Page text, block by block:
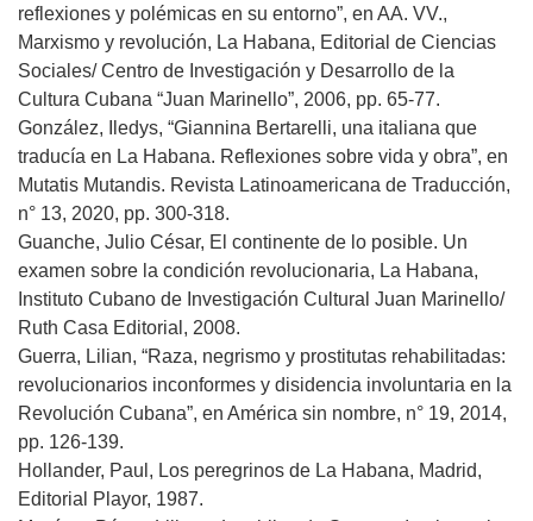
reflexiones y polémicas en su entorno”, en AA. VV.,
Marxismo y revolución, La Habana, Editorial de Ciencias
Sociales/ Centro de Investigación y Desarrollo de la
Cultura Cubana “Juan Marinello”, 2006, pp. 65-77.
González, Iledys, “Giannina Bertarelli, una italiana que
traducía en La Habana. Reflexiones sobre vida y obra”, en
Mutatis Mutandis. Revista Latinoamericana de Traducción,
n° 13, 2020, pp. 300-318.
Guanche, Julio César, El continente de lo posible. Un
examen sobre la condición revolucionaria, La Habana,
Instituto Cubano de Investigación Cultural Juan Marinello/
Ruth Casa Editorial, 2008.
Guerra, Lilian, “Raza, negrismo y prostitutas rehabilitadas:
revolucionarios inconformes y disidencia involuntaria en la
Revolución Cubana”, en América sin nombre, n° 19, 2014,
pp. 126-139.
Hollander, Paul, Los peregrinos de La Habana, Madrid,
Editorial Playor, 1987.